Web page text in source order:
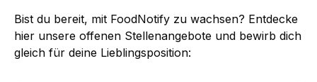
Bist du bereit, mit FoodNotify zu wachsen? Entdecke
hier unsere offenen Stellenangebote und bewirb dich
gleich für deine Lieblingsposition: